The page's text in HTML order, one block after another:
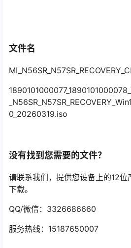
文件名
0_20260319.iso
没有找到您需要的文件？
请联系我们，提供您设备上的12位
下载。
QQ/微信：3326686660
服务热线：15187650007